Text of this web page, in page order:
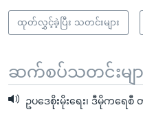
ထုတ်လွှင့်ခဲ့ပြီး သတင်းများ
ဆက်စပ်သတင်းမျာ
ဥပဒေစိုးမိုးရေး၊ ဒီမိုကရေစီ